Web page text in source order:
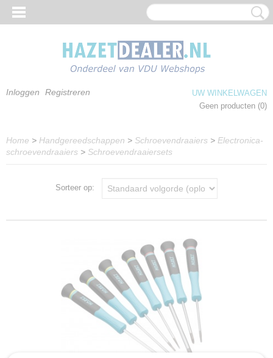
Inloggen Registreren
UW WINKELWAGEN
Geen producten (0)
Home > Handgereedschappen > Schroevendraaiers > Electronica-
schroevendraaiers > Schroevendraaiersets
Sorteer op: